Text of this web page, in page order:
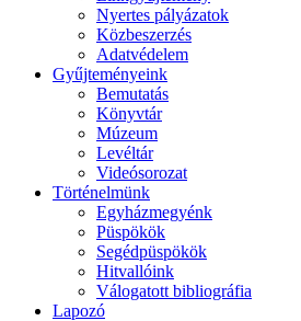
Nyertes pályázatok
Közbeszerzés
Adatvédelem
Gyűjteményeink
Bemutatás
Könyvtár
Múzeum
Levéltár
Videósorozat
Történelmünk
Egyházmegyénk
Püspökök
Segédpüspökök
Hitvallóink
Válogatott bibliográfia
Lapozó